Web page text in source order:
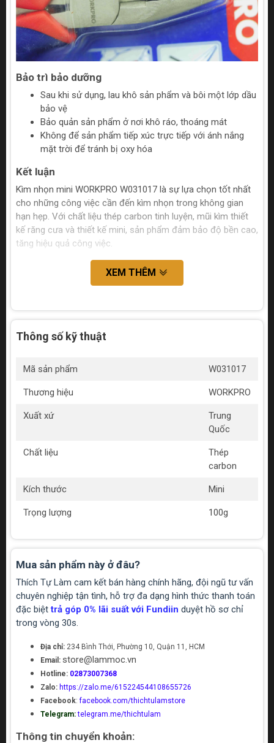
Bảo trì bảo dưỡng
Sau khi sử dụng, lau khô sản phẩm và bôi một lớp dầu
bảo vệ
Bảo quản sản phẩm ở nơi khô ráo, thoáng mát
Không để sản phẩm tiếp xúc trực tiếp với ánh nắng
mặt trời để tránh bị oxy hóa
Kết luận
Kìm nhọn mini WORKPRO W031017 là sự lựa chọn tốt nhất
cho những công việc cần đến kìm nhọn trong không gian
hạn hẹp. Với chất liệu thép carbon tinh luyện, mũi kìm thiết
kế răng cưa và thiết kế mini, sản phẩm đảm bảo độ bền cao,
tăng hiệu quả công việc.
XEM THÊM
Thông số kỹ thuật
Mã sản phẩm W031017
Thương hiệu WORKPRO
Xuất xứ
Trung
Quốc
Chất liệu
Thép
carbon
Kích thước Mini
Trọng lượng 100g
Mua sản phẩm này ở đâu?
Thích Tự Làm cam kết bán hàng chính hãng, đội ngũ tư vấn
chuyên nghiệp tận tình, hỗ trợ đa dạng hình thức thanh toán
đặc biệttrả góp 0% lãi suất với Fundiin duyệt hồ sơ chỉ
trong vòng 30s.
Địa chỉ: 234 Bình Thới, Phường 10, Quận 11, HCM
Email: store@lammoc.vn
Hotline: 02873007368
Zalo: https://zalo.me/615224544108655726
Facebook:facebook.com/thichtulamstore
Telegram: telegram.me/thichtulam
Thông tin chuyển khoản: